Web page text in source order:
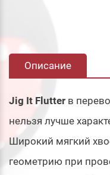
Описание
Jig It Flutter в
нельзя лучше
Широкий мягкий
геометрию при